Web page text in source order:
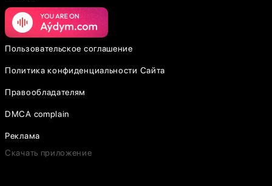
Пользовательское соглашение
Политика конфиденциальности Сайта
Правообладателям
DMCA complain
Реклама
Скачать приложение